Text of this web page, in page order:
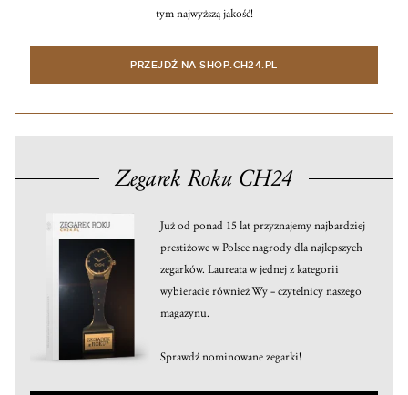
tym najwyższą jakość!
PRZEJDŹ NA SHOP.CH24.PL
Zegarek Roku CH24
Już od ponad 15 lat przyznajemy najbardziej
prestiżowe w Polsce nagrody dla najlepszych
zegarków. Laureata w jednej z kategorii
wybieracie również Wy – czytelnicy naszego
magazynu.
Sprawdź nominowane zegarki!